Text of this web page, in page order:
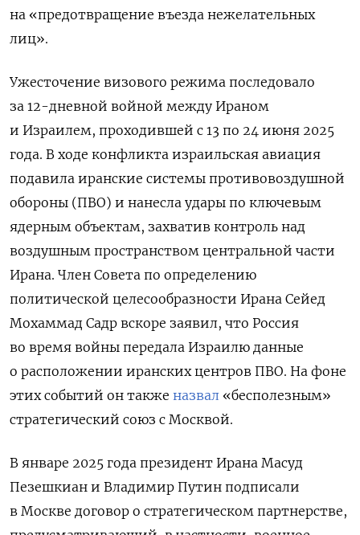
на «предотвращение въезда нежелательных
лиц».
Ужесточение визового режима последовало
за 12-дневной войной между Ираном
и Израилем, проходившей с 13 по 24 июня 2025
года. В ходе конфликта израильская авиация
подавила иранские системы противовоздушной
обороны (ПВО) и нанесла удары по ключевым
ядерным объектам, захватив контроль над
воздушным пространством центральной части
Ирана. Член Совета по определению
политической целесообразности Ирана Сейед
Мохаммад Садр вскоре заявил, что Россия
во время войны передала Израилю данные
о расположении иранских центров ПВО. На фоне
этих событий он также назвал «бесполезным»
стратегический союз с Москвой.
В январе 2025 года президент Ирана Масуд
Пезешкиан и Владимир Путин подписали
в Москве договор о стратегическом партнерстве,